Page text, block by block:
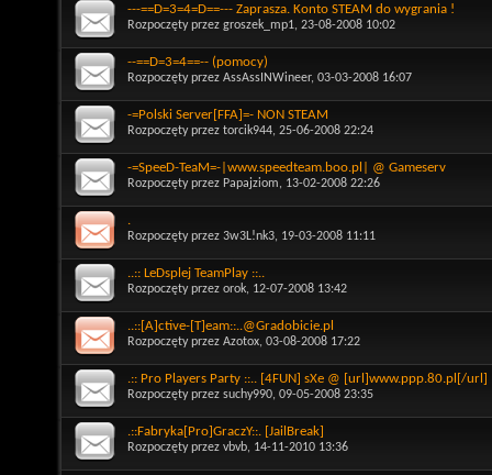
---==D=3=4=D==--- Zaprasza. Konto STEAM do wygrania !
Rozpoczęty przez groszek_mp1, 23-08-2008 10:02
--==D=3=4==-- (pomocy)
Rozpoczęty przez AssAssINWineer, 03-03-2008 16:07
-=Polski Server[FFA]=- NON STEAM
Rozpoczęty przez torcik944, 25-06-2008 22:24
-=SpeeD-TeaM=-|www.speedteam.boo.pl| @ Gameserv
Rozpoczęty przez Papajziom, 13-02-2008 22:26
.
Rozpoczęty przez 3w3L!nk3, 19-03-2008 11:11
..:: LeDsplej TeamPlay ::..
Rozpoczęty przez orok, 12-07-2008 13:42
..::[A]ctive-[T]eam::..@Gradobicie.pl
Rozpoczęty przez Azotox, 03-08-2008 17:22
.:: Pro Players Party ::.. [4FUN] sXe @ [url]www.ppp.80.pl[/url]
Rozpoczęty przez suchy990, 09-05-2008 23:35
.::Fabryka[Pro]GraczY::. [JailBreak]
Rozpoczęty przez vbvb, 14-11-2010 13:36